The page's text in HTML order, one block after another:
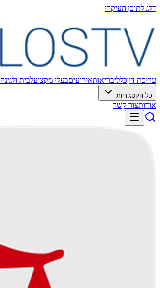
דלג לתוכן העיקרי
עריכת דיןכלליבריאותאירועיםבעלי מקצועלבית ולגינה
כל הקטגוריות
אודותצור קשר